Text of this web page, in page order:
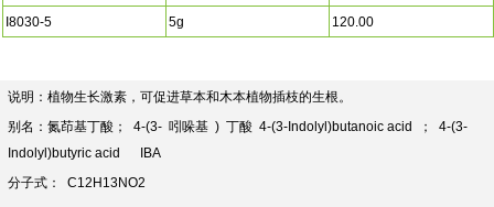
I8030-5
5g 120.00
说明：植物生长激素，可促进草本和木本植物插枝的生根。
别名：氮茚基丁酸； 4-(3- 吲哚基 ) 丁酸 4-(3-Indolyl)butanoic acid ； 4-(3-
Indolyl)butyric acid IBA
分子式： C12H13NO2